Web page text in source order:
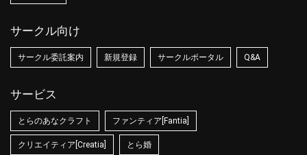
サークル向け
サークル委託案内 新規登録 サークルポータル Q&A
サービス
とらのあなクラフト ファンティア[Fantia]
クリエイティア[Creatia] とら婚